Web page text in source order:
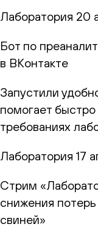
Лаборатория 20
Бот по
в ВКонтакте
Запустили
помогает
требованиях
Лаборатория 17
Стрим
снижения
свиней»